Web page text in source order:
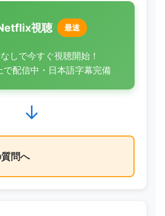
視聴 最速
しで今すぐ視聴開始！
で配信中・日本語字幕完備
↓
問へ